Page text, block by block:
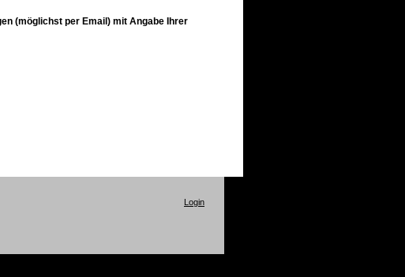
(möglichst per Email) mit Angabe Ihrer
Login